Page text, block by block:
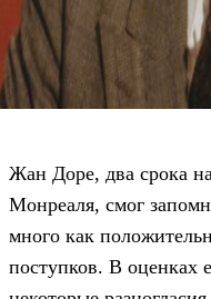
Жан Доре, два срока
Монреаля, смог
много как
поступков. В оценках